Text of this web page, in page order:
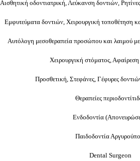
Αισθητική οδοντιατρική, Λεύκανση δοντιών,
Εμφυτεύματα δοντιών, Χειρουργική τοποθέτηση
Αυτόλογη μεσοθεραπεία προσώπου και λαιμού
Χειρουργική στόματος, Αφαίρεση
Προσθετική, Στεφάνες, Γέφυρες
Θεραπείες
Ενδοδοντία (
Παιδοδοντία
Dental Surgeon